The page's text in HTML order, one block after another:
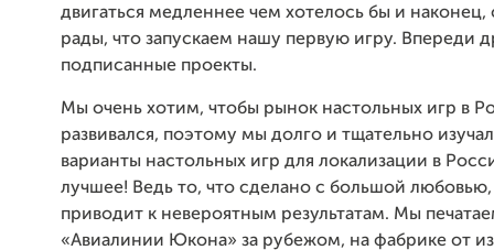
двигаться медленнее чем хотелось бы и наконец,
рады, что запускаем нашу первую игру. Впереди
подписанные проекты.
Мы очень хотим, чтобы рынок настольных игр в
развивался, поэтому мы долго и тщательно
варианты настольных игр для локализации в
лучшее! Ведь то, что сделано с большой любовью,
приводит к невероятным результатам. Мы
«Авиалинии Юкона» за рубежом, на фабрике от